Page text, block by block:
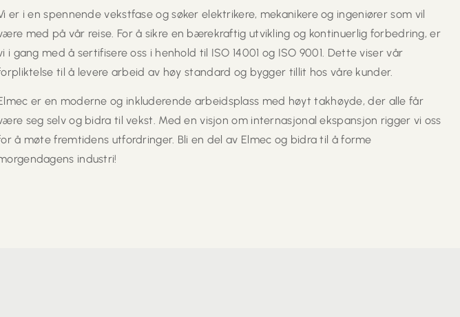
er i en spennende vekstfase og søker elektrikere, mekanikere og ingeniører som vil
med på vår reise. For å sikre en bærekraftig utvikling og kontinuerlig forbedring, er
i gang med å sertifisere oss i henhold til ISO 14001 og ISO 9001. Dette viser vår
til å levere arbeid av høy standard og bygger tillit hos våre kunder.
er en moderne og inkluderende arbeidsplass med høyt takhøyde, der alle får
seg selv og bidra til vekst. Med en visjon om internasjonal ekspansjon rigger vi oss
å møte fremtidens utfordringer. Bli en del av Elmec og bidra til å forme
industri!